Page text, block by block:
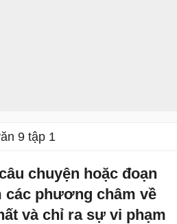
9 tập 1
chuyện hoặc đoạn
các phương châm về
và chỉ ra sự vi phạm